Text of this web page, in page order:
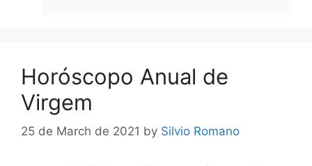
Horóscopo Anual de
Virgem
25 de March de 2021 by Silvio Romano